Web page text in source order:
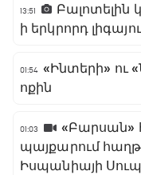
13:51
Բալոտելին
ի երկրորդ
01:54 «Ինտերի» ու
ոքին
01:03
«Բարսան»
պայքարում
Իսպանիայի